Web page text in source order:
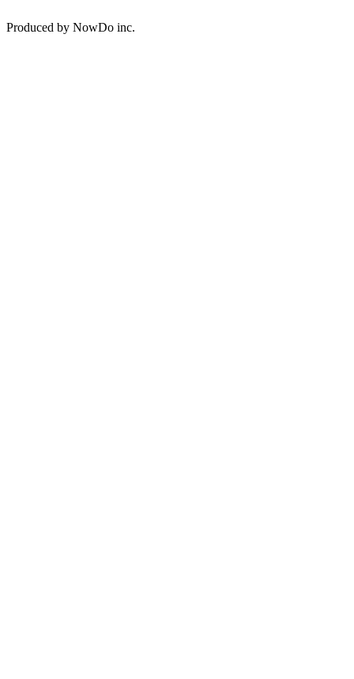
Produced by NowDo inc.